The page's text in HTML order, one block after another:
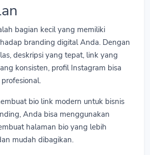
bagian kecil yang memiliki
branding digital Anda. Dengan
deskripsi yang tepat, link yang
konsisten, profil Instagram bisa
bio link modern untuk bisnis
Anda bisa menggunakan
halaman bio yang lebih
mudah dibagikan.